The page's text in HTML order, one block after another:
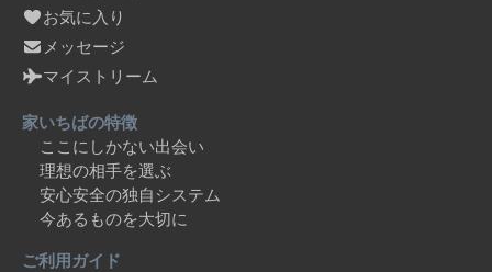
お気に入り
メッセージ
マイストリーム
家いちばの特徴
ここにしかない出会い
理想の相手を選ぶ
安心安全の独自システム
今あるものを大切に
ご利用ガイド